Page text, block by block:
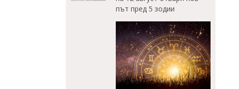
път пред 5 зодии